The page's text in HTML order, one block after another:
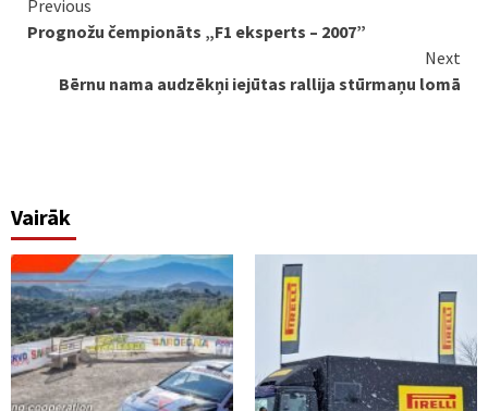
Continue
Reading
Previous
Prognožu čempionāts „F1 eksperts – 2007”
Next
Bērnu nama audzēkņi iejūtas rallija stūrmaņu lomā
Vairāk